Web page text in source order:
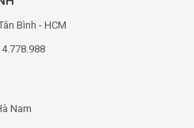
Bình - HCM
Nam